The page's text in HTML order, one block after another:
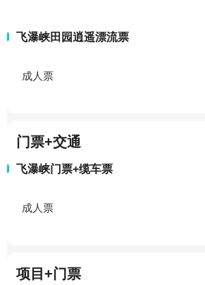
飞瀑峡田园逍遥漂流票
成人票
门票+交通
飞瀑峡门票+缆车票
成人票
项目+门票